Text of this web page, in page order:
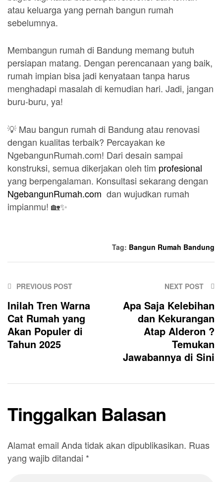
atau keluarga yang pernah bangun rumah
sebelumnya.
Membangun rumah di Bandung memang butuh
persiapan matang. Dengan perencanaan yang baik,
rumah impian bisa jadi kenyataan tanpa harus
menghadapi masalah di kemudian hari. Jadi, jangan
buru-buru, ya!
💡 Mau bangun rumah di Bandung atau renovasi
dengan kualitas terbaik? Percayakan ke
NgebangunRumah.com! Dari desain sampai
konstruksi, semua dikerjakan oleh tim profesional
yang berpengalaman. Konsultasi sekarang dengan
NgebangunRumah.com dan wujudkan rumah
impianmu! 🏡✨
Tag: Bangun Rumah Bandung
PREVIOUS POST
Inilah Tren Warna
Cat Rumah yang
Akan Populer di
Tahun 2025
NEXT POST
Apa Saja Kelebihan
dan Kekurangan
Atap Alderon ?
Temukan
Jawabannya di Sini
Tinggalkan Balasan
Alamat email Anda tidak akan dipublikasikan. Ruas
yang wajib ditandai *